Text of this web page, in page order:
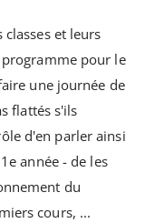
et leurs
programme pour le
une journée de
flattés s'ils
d'en parler ainsi
année - de les
du
cours, ...